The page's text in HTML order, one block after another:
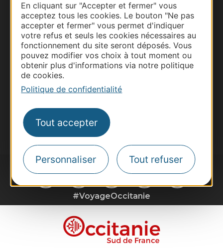
En cliquant sur "Accepter et fermer" vous
acceptez tous les cookies. Le bouton "Ne pas
accepter et fermer" vous permet d'indiquer
votre refus et seuls les cookies nécessaires au
fonctionnement du site seront déposés. Vous
pouvez modifier vos choix à tout moment ou
obtenir plus d'informations via notre politique
de cookies.
Politique de confidentialité
Tout accepter
Personnaliser Tout refuser
Business/Mice
Pros d'Occitanie
Site presse et d'influence
Voyagistes
Destination Sport
Inscrivez-vous à la lettre d'information
Je m'abonne
#VoyageOccitanie